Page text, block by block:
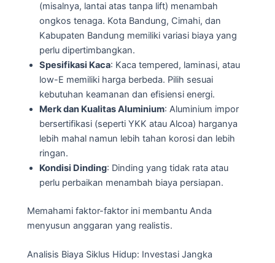
(misalnya, lantai atas tanpa lift) menambah
ongkos tenaga. Kota Bandung, Cimahi, dan
Kabupaten Bandung memiliki variasi biaya yang
perlu dipertimbangkan.
Spesifikasi Kaca: Kaca tempered, laminasi, atau
low-E memiliki harga berbeda. Pilih sesuai
kebutuhan keamanan dan efisiensi energi.
Merk dan Kualitas Aluminium: Aluminium impor
bersertifikasi (seperti YKK atau Alcoa) harganya
lebih mahal namun lebih tahan korosi dan lebih
ringan.
Kondisi Dinding: Dinding yang tidak rata atau
perlu perbaikan menambah biaya persiapan.
Memahami faktor-faktor ini membantu Anda
menyusun anggaran yang realistis.
Analisis Biaya Siklus Hidup: Investasi Jangka